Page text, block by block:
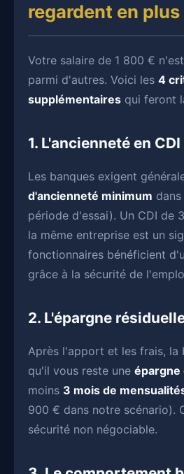
regardent en
Votre salaire de 1 800 €
parmi d'autres. Voici les 4
supplémentaires qui feront
1. L'ancienneté en CDI
Les banques exigent
d'ancienneté minimum
période d'essai). Un CDI de
la même entreprise est un
fonctionnaires bénéficient
grâce à la sécurité de
2. L'épargne
Après l'apport et les frais, la
qu'il vous reste une épargne
moins 3 mois de
900 € dans notre scénario).
sécurité non négociable.